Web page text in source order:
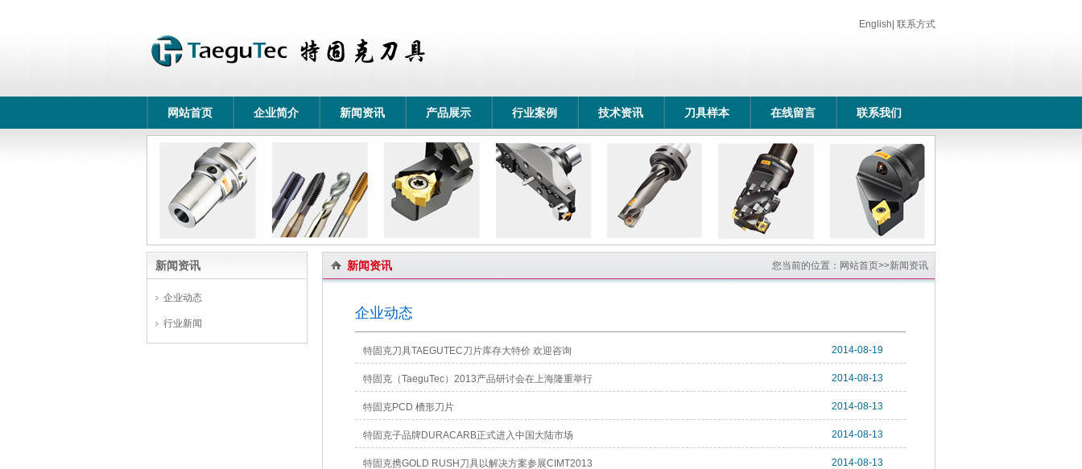
English 联系方式
网站首页 企业简介 新闻资讯 产品展示 行业案例 技术资讯 刀具样本 在线留言 联系我们
您当前的位置： 网站首页>>新闻资讯
新闻资讯
企业动态
特固克刀具TAEGUTEC刀片库存大特价 欢迎咨询 2014-08-19
特固克（TaeguTec）2013产品研讨会在上海隆重举行 2014-08-13
特固克PCD 槽形刀片 2014-08-13
特固克子品牌DURACARB正式进入中国大陆市场 2014-08-13
特固克携GOLD RUSH刀具以解决方案参展CIMT2013 2014-08-13
新闻资讯
企业动态
行业新闻